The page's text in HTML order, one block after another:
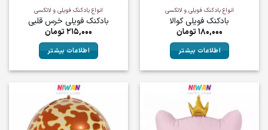
انواع بادکنک فویلی و لاتکسی
بادکنک فویلی کوالا
180,000تومان
اطلاعات بیشتر
انواع بادکنک فویلی و لاتکسی
بادکنک فویلی خرس قلبی
215,000تومان
اطلاعات بیشتر